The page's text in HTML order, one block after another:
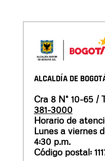
ALCALDÍA DE
Cra 8 N° 10-65 /
381-3000
Horario de
Lunes a viernes
4:30 p.m.
Código postal: